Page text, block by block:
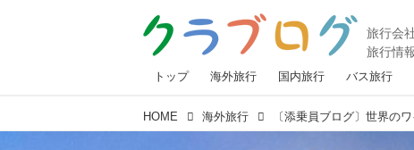
トップ 海外旅行 国内旅行 バス旅行
HOME 海外旅行